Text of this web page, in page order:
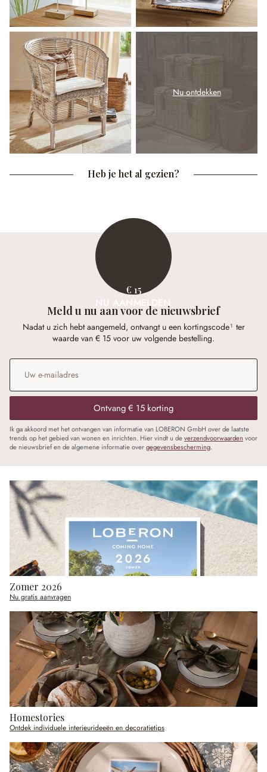
Nu ontdekken
Heb je het al gezien?
€ 15
NU AANMELDEN
Meld u nu aan voor de nieuwsbrief
Nadat u zich hebt aangemeld, ontvangt u een kortingscode¹ ter
waarde van € 15 voor uw volgende bestelling.
E-mailadres
Ontvang € 15 korting
Ik ga akkoord met het ontvangen van informatie van LOBERON GmbH over de laatste
trends op het gebied van wonen en inrichten. Hier vindt u deverzendvoorwaarden voor
de nieuwsbrief en de algemene informatie overgegevensbescherming.
Zomer 2026
Nu gratis aanvragen
Homestories
Ontdek individuele interieurideeën en decoratietips